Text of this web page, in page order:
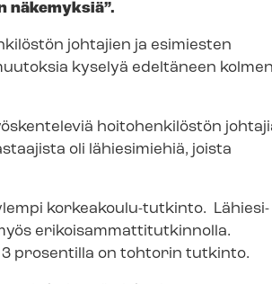
näkemyksiä”.
johtajien ja esimiesten
kyselyä edeltäneen kolmen
hoitohenkilöstön
oli lähiesimiehiä, joista
korkeakoulu-​tutkinto. Lä­hie­si­
eri­koi­sam­mat­ti­tut­kin­nol­la.
3 prosentilla on tohtorin tutkinto.